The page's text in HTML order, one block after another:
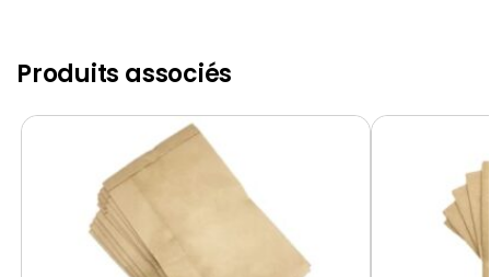
HOOVER
HOOVER 652AJJUNIOR
HOOVER
HOOVER 652AJUNIOR
HOOVER 652CJUNIOR
HOOVER 652EJUNIOR
HOOVER 652JUNIOR
Produits associés